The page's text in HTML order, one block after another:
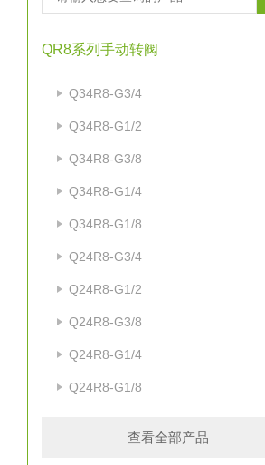
QR8系列手动转阀
Q34R8-G3/4
Q34R8-G1/2
Q34R8-G3/8
Q34R8-G1/4
Q34R8-G1/8
Q24R8-G3/4
Q24R8-G1/2
Q24R8-G3/8
Q24R8-G1/4
Q24R8-G1/8
查看全部产品